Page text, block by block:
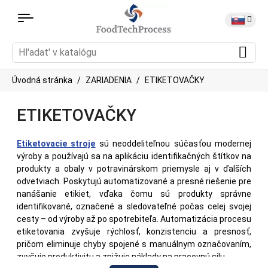
Úvodná stránka ZARIADENIA ETIKETOVAČKY
ETIKETOVAČKY
Etiketovacie stroje sú neoddeliteľnou súčasťou modernej
výroby a používajú sa na aplikáciu identifikačných štítkov na
produkty a obaly v potravinárskom priemysle aj v ďalších
odvetviach. Poskytujú automatizované a presné riešenie pre
nanášanie etikiet, vďaka čomu sú produkty správne
identifikované, označené a sledovateľné počas celej svojej
cesty – od výroby až po spotrebiteľa. Automatizácia procesu
etiketovania zvyšuje rýchlosť, konzistenciu a presnosť,
pričom eliminuje chyby spojené s manuálnym označovaním,
zvyšuje produktivitu a znižuje náklady na pracovnú silu.